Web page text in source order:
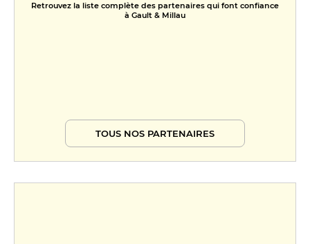
Retrouvez la liste complète des partenaires qui font confiance
à Gault & Millau
TOUS NOS PARTENAIRES